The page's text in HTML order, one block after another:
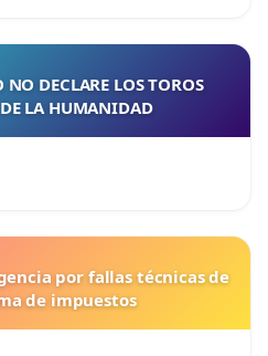
NO DECLARE LOS TOROS
LA HUMANIDAD
por fallas técnicas de
de impuestos